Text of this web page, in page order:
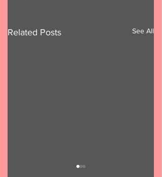
Related Posts See All